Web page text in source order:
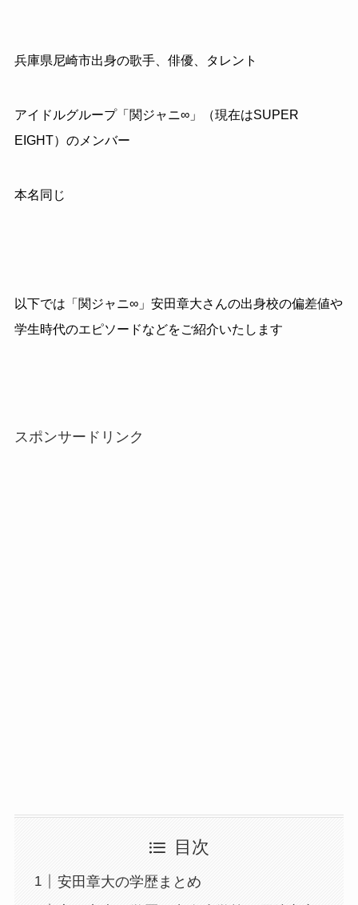
兵庫県尼崎市出身の歌手、俳優、タレント
アイドルグループ「関ジャニ∞」（現在はSUPER
EIGHT）のメンバー
本名同じ
以下では「関ジャニ∞」安田章大さんの出身校の偏差値や
学生時代のエピソードなどをご紹介いたします
スポンサードリンク
目次
安田章大の学歴まとめ